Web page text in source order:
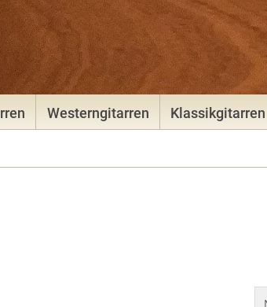
Westerngitarren Klassikgitarren